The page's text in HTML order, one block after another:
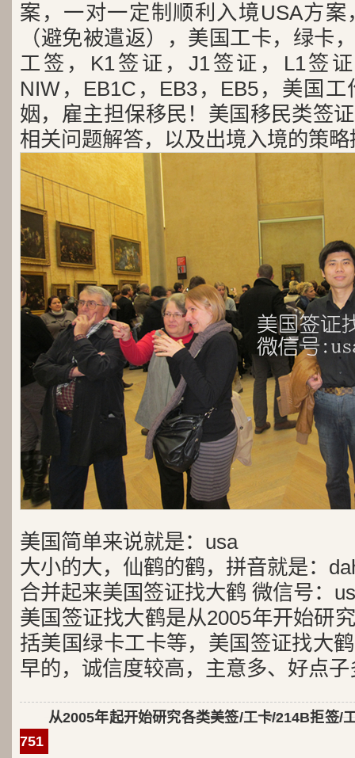
案，一对一定制顺利入境USA方
（避免被遣返），美国工卡，绿卡
工签，K1签证，J1签证，L1签
NIW，EB1C，EB3，EB5，美国
姻，雇主担保移民！美国移民类签
相关问题解答，以及出境入境的策
美国简单来说就是：usa
大小的大，仙鹤的鹤，拼音就是：
合并起来美国签证找大鹤 微信号：
美国签证找大鹤是从2005年开始研
括美国绿卡工卡等，美国签证找大
早的，诚信度较高，主意多、好点子
从2005年起开始研究各类美签/工卡/214B拒签/
751